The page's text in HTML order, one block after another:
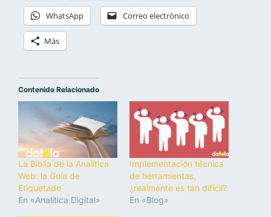
WhatsApp Correo electrónico
Más
Contenido Relacionado
La Biblia de la Analítica
Web: la Guía de
Etiquetado
En «Analítica Digital»
Implementación técnica
de herramientas,
¿realmente es tan difícil?
En «Blog»